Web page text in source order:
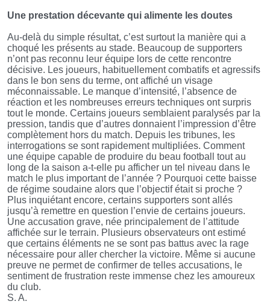
Une prestation décevante qui alimente les doutes
Au-delà du simple résultat, c’est surtout la manière qui a
choqué les présents au stade. Beaucoup de supporters
n’ont pas reconnu leur équipe lors de cette rencontre
décisive. Les joueurs, habituellement combatifs et agressifs
dans le bon sens du terme, ont affiché un visage
méconnaissable. Le manque d’intensité, l’absence de
réaction et les nombreuses erreurs techniques ont surpris
tout le monde. Certains joueurs semblaient paralysés par la
pression, tandis que d’autres donnaient l’impression d’être
complètement hors du match. Depuis les tribunes, les
interrogations se sont rapidement multipliées. Comment
une équipe capable de produire du beau football tout au
long de la saison a-t-elle pu afficher un tel niveau dans le
match le plus important de l’année ? Pourquoi cette baisse
de régime soudaine alors que l’objectif était si proche ?
Plus inquiétant encore, certains supporters sont allés
jusqu’à remettre en question l’envie de certains joueurs.
Une accusation grave, née principalement de l’attitude
affichée sur le terrain. Plusieurs observateurs ont estimé
que certains éléments ne se sont pas battus avec la rage
nécessaire pour aller chercher la victoire. Même si aucune
preuve ne permet de confirmer de telles accusations, le
sentiment de frustration reste immense chez les amoureux
du club.
S. A.